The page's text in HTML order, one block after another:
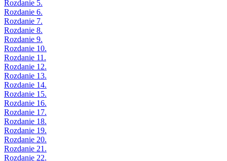
Rozdanie 5.
Rozdanie 6.
Rozdanie 7.
Rozdanie 8.
Rozdanie 9.
Rozdanie 10.
Rozdanie 11.
Rozdanie 12.
Rozdanie 13.
Rozdanie 14.
Rozdanie 15.
Rozdanie 16.
Rozdanie 17.
Rozdanie 18.
Rozdanie 19.
Rozdanie 20.
Rozdanie 21.
Rozdanie 22.